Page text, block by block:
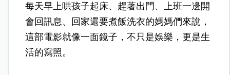
每天早上哄孩子起床、趕著出門、上班一邊開
會回訊息、回家還要煮飯洗衣的媽媽們來說，
這部電影就像一面鏡子，不只是娛樂，更是生
活的寫照。